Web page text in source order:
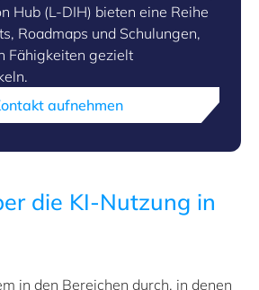
Hub (L-DIH) bieten eine Reihe
Roadmaps und Schulungen,
Fähigkeiten gezielt
aufnehmen
die KI-Nutzung in
in den Bereichen durch, in denen